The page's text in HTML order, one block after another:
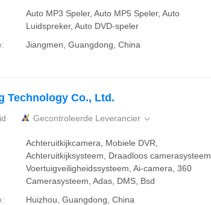
Auto MP3 Speler, Auto MP5 Speler, Auto
Luidspreker, Auto DVD-speler
Jiangmen, Guangdong, China
Technology Co., Ltd.
Gecontroleerde Leverancier 
Achteruitkijkcamera, Mobiele DVR,
Achteruitkijksysteem, Draadloos camerasysteem,
Voertuigveiligheidssysteem, Ai-camera, 360
Camerasysteem, Adas, DMS, Bsd
Huizhou, Guangdong, China